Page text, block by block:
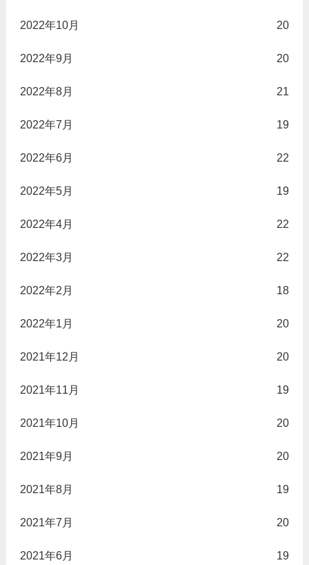
2022年10月 20
2022年9月 20
2022年8月 21
2022年7月 19
2022年6月 22
2022年5月 19
2022年4月 22
2022年3月 22
2022年2月 18
2022年1月 20
2021年12月 20
2021年11月 19
2021年10月 20
2021年9月 20
2021年8月 19
2021年7月 20
2021年6月 19